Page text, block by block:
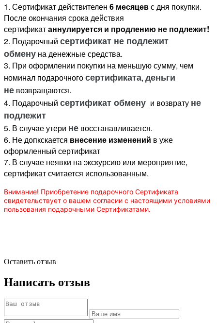
1. Сертификат действителен 6 месяцевс дня покупки.
После окончания срока действия
сертификатаннулируется и продлению не подлежит!
2. Подарочный сертификат не подлежит
обмену на денежные средства.
3. При оформлении покупки на меньшую сумму, чем
номинал подарочногосертификата, деньги
не возвращаются.
4. Подарочный сертификат обмену и возврату не
подлежит
5. В случае утери не восстанавливается.
6. Не допкскается внесение изменений в уже
оформленный сертификат
7. В случае неявки на экскурсию или мероприятие,
сертификат считается использованным.
Внимание! Приобретение подарочного Сертификата
свидетельствует о вашем согласии с настоящими условиями
пользования подарочными Сертификатами.
Оставить отзыв
Написать отзыв